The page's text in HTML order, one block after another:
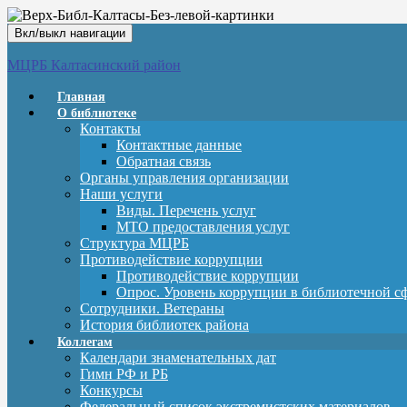
Вкл/выкл навигации
МЦРБ Калтасинский район
Главная
О библиотеке
Контакты
Контактные данные
Обратная связь
Органы управления организации
Наши услуги
Виды. Перечень услуг
МТО предоставления услуг
Структура МЦРБ
Противодействие коррупции
Противодействие коррупции
Опрос. Уровень коррупции в библиотечной
Сотрудники. Ветераны
История библиотек района
Коллегам
Календари знаменательных дат
Гимн РФ и РБ
Конкурсы